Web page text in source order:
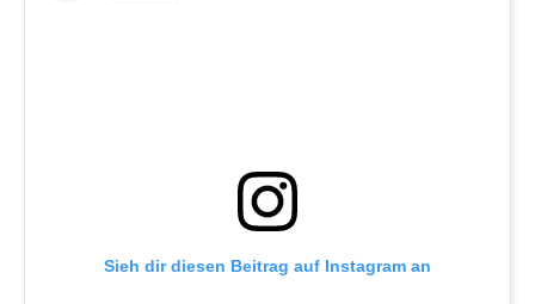
Sieh dir diesen Beitrag auf Instagram an